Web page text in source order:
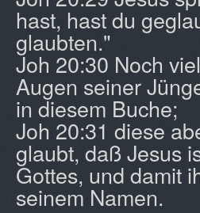
hast, hast du
glaubten."
Joh 20:30 Noch
Augen seiner
in diesem Buche;
Joh 20:31 diese
glaubt, daß Jesus
Gottes, und damit
seinem Namen.